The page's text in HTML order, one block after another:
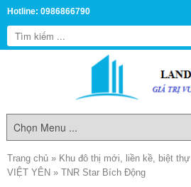
Hotline: 0986866790
Trang chủ » Khu đô thị mới, liền kề, biệt thự
VIỆT YÊN » TNR Star Bích Động